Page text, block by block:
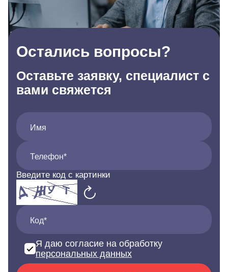
Остались вопросы?
Оставьте заявку, специалист с
вами свяжется
Имя
Телефон*
Введите код с картинки
Код*
Я даю согласие на обработку
персональных данных